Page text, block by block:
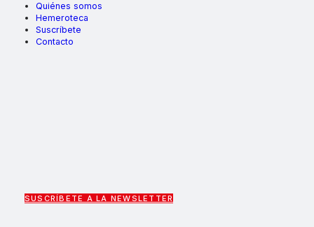
Quiénes somos
Hemeroteca
Suscríbete
Contacto
SUSCRÍBETE A LA NEWSLETTER